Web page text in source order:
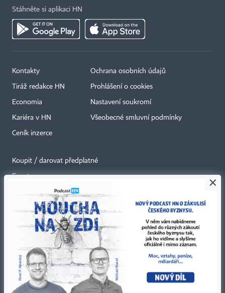
Stáhněte si aplikaci HN
Kontakty
Tiráž redakce HN
Economia
Kariéra v HN
Ceník inzerce
Ochrana osobních údajů
Prohlášení o cookies
Nastavení soukromí
Všeobecné smluvní podmínky
Koupit / darovat předplatné
Eventy
Newslettery
RSS kanály
Autorská práva vykonává vydavatel. Bez písemného svolení vydavatele je
zakázáno jakékoli užití částí nebo celku díla, zejména rozmnožování a šíření
jakýmkoli způsobem, mechanickým nebo elektronickým, v českém nebo
jiném jazyce. Bez souhlasu vydavatele je zakázáno též rozmnožování
obsahu pro účely automatizované analýzy textů nebo dat
podle ustanovení § 39c autorského zákona.
×